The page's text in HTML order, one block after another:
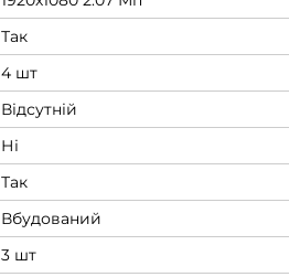
Так
4 шт
Відсутній
Ні
Так
Вбудований
3 шт